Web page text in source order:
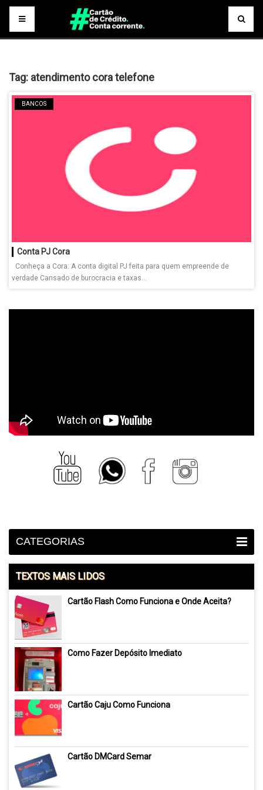
Tag: atendimento cora telefone
BANCOS
Conta PJ Cora
Conheça a Cora: A conta digital PJ feita para quem empreende de
verdade Cansado de burocracia e taxas...
CATEGORIAS
TEXTOS MAIS LIDOS
Cartão Flash Como Funciona e Onde Aceita?
Como Fazer Depósito Imediato
Cartão Caju Como Funciona
Cartão DMCard Semar